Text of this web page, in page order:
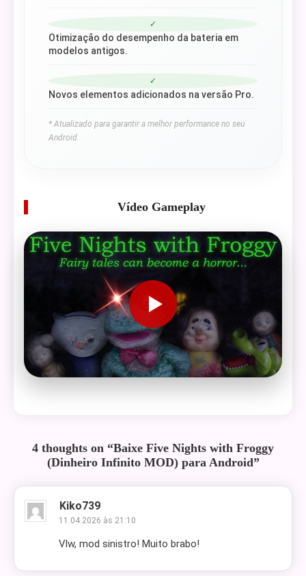
✓
Otimização do desempenho da bateria em
modelos antigos.
✓
Novos elementos adicionados na versão Pro.
* Atualizado para garantir a melhor performance no seu
Android.
Vídeo Gameplay
4 thoughts on “Baixe Five Nights with Froggy
(Dinheiro Infinito MOD) para Android”
Kiko739
11.04.2026 às 21:10
Vlw, mod sinistro! Muito brabo!